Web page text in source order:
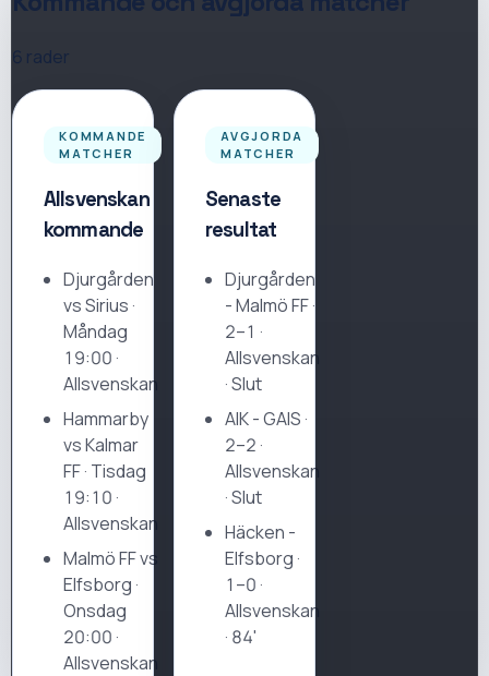
6 rader
KOMMANDE
MATCHER
Allsvenskan
kommande
Djurgården
vs Sirius ·
Måndag
19:00 ·
Allsvenskan
Hammarby
vs Kalmar
FF· Tisdag
19:10 ·
Allsvenskan
Malmö FF vs
Elfsborg ·
Onsdag
20:00 ·
Allsvenskan
AVGJORDA
MATCHER
Senaste
resultat
Djurgården
-Malmö FF·
2–1 ·
Allsvenskan
· Slut
AIK-GAIS ·
2–2 ·
Allsvenskan
· Slut
Häcken -
Elfsborg ·
1–0 ·
Allsvenskan
· 84'